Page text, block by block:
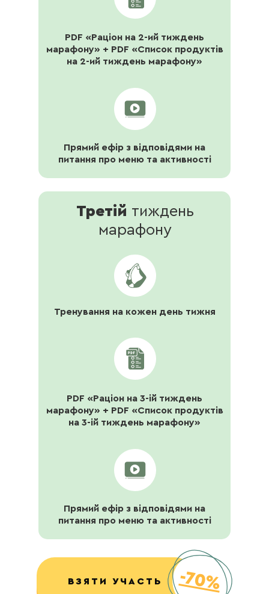
PDF «Раціон на 2-ий тиждень
марафону» + PDF «Список продуктів
на 2-ий тиждень марафону»
Прямий ефір з відповідями на
питання про меню та активності
ВЗЯТИ УЧАСТЬ -70%
Третій тиждень
марафону
PDF «Раціон на 3-ій тиждень
марафону» + PDF «Список продуктів
на 3-ій тиждень марафону»
Прямий ефір з відповідями на
питання про меню та активності
Тренування на кожен день тижня